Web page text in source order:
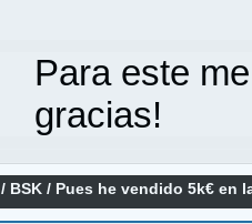
Para este
gracias!
/ BSK / Pues he vendido 5k€ en